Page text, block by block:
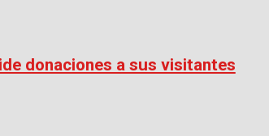
donaciones a sus visitantes